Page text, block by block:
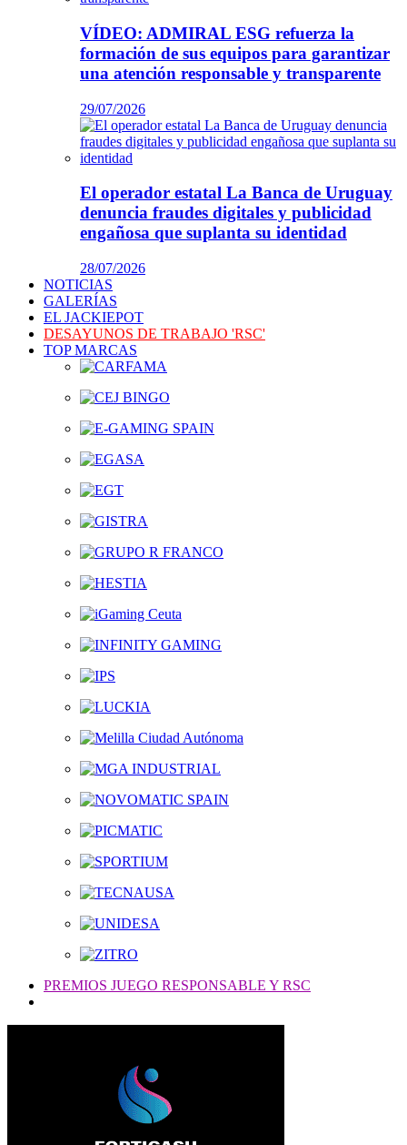
VÍDEO: ADMIRAL ESG refuerza la
formación de sus equipos para garantizar
una atención responsable y transparente
29/07/2026
El operador estatal La Banca de Uruguay
denuncia fraudes digitales y publicidad
engañosa que suplanta su identidad
28/07/2026
NOTICIAS
GALERÍAS
EL JACKIEPOT
DESAYUNOS DE TRABAJO 'RSC'
TOP MARCAS
PREMIOS JUEGO RESPONSABLE Y RSC